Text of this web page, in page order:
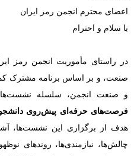
محترم انجمن رمز ایران
سلام و احترام
راستای مأموریت انجمن رمز
و بر اساس برنامه مشترک
صنعت انجمن، سلسله
حرفه‌ای پیش‌روی
از برگزاری این نشست‌ها،
نیازمندی‌ها، روندهای